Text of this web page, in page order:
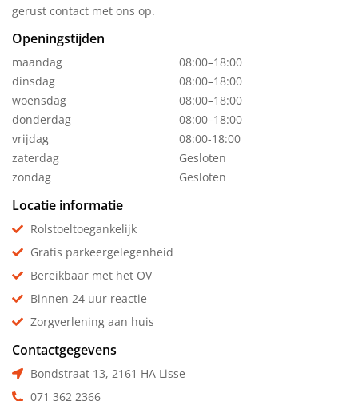
gerust contact met ons op.
Openingstijden
maandag
dinsdag
woensdag
donderdag
vrijdag
zaterdag
zondag
08:00–18:00
08:00–18:00
08:00–18:00
08:00–18:00
08:00-18:00
Gesloten
Gesloten
Locatie informatie
Rolstoeltoegankelijk
Gratis parkeergelegenheid
Bereikbaar met het OV
Binnen 24 uur reactie
Zorgverlening aan huis
Contactgegevens
Bondstraat 13, 2161 HA Lisse
071 362 2366